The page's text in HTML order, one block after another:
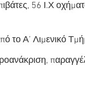
56 Ι.Χ
το Α’ Λιμενικό